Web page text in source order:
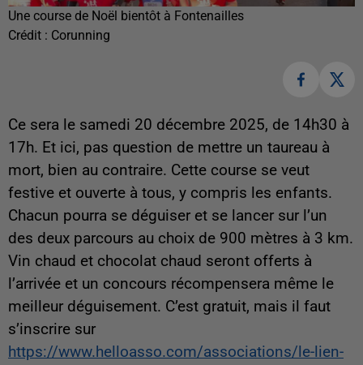
Une course de Noël bientôt à Fontenailles
Crédit : Corunning
Ce sera le samedi 20 décembre 2025, de 14h30 à
17h. Et ici, pas question de mettre un taureau à
mort, bien au contraire. Cette course se veut
festive et ouverte à tous, y compris les enfants.
Chacun pourra se déguiser et se lancer sur l’un
des deux parcours au choix de 900 mètres à 3 km.
Vin chaud et chocolat chaud seront offerts à
l’arrivée et un concours récompensera même le
meilleur déguisement. C’est gratuit, mais il faut
s’inscrire sur
https://www.helloasso.com/associations/le-lien-